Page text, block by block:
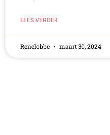
LEES VERDER
Renelobbe maart 30, 2024